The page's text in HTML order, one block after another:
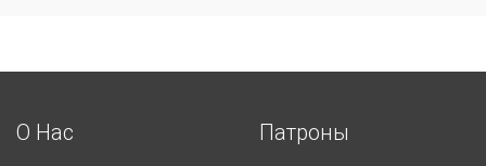
О Нас Патроны